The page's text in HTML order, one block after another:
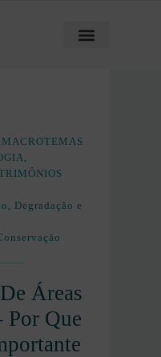
MACROTEMAS
Degradação e
Áreas
Por Que